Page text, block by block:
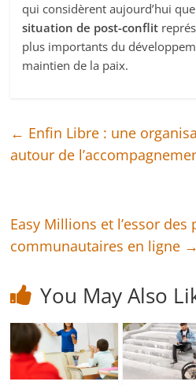
qui considèrent aujourd’hui que
situation de post-conflit
plus importants du
maintien de la paix.
← Enfin Libre : une
autour de
Easy Millions et l’essor des
communautaires en ligne →
You May Also